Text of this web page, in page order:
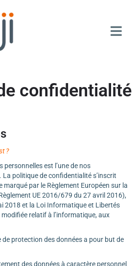
d’outils
confidentialité
?
est l’une de nos
politique de confidentialité s’inscrit
par le Règlement Européen sur la
UE 2016/679 du 27 avril 2016),
2018 et la Loi Informatique et Libertés
relatif à l’informatique, aux
protection des données a pour but de
des données à caractère personnel